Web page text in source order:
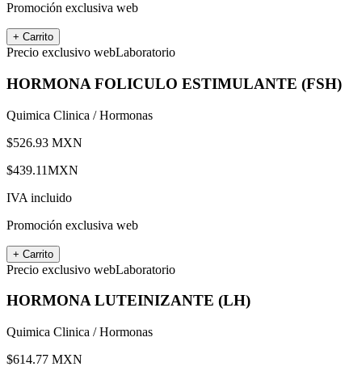
Promoción exclusiva web
+ Carrito
Precio exclusivo webLaboratorio
HORMONA FOLICULO ESTIMULANTE (FSH)
Quimica Clinica / Hormonas
$526.93 MXN
$439.11MXN
IVA incluido
Promoción exclusiva web
+ Carrito
Precio exclusivo webLaboratorio
HORMONA LUTEINIZANTE (LH)
Quimica Clinica / Hormonas
$614.77 MXN